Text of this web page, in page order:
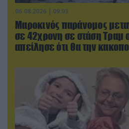
06.08.2026 | 09:03
Μαροκινός παράνομος
σε 42χρονη σε στάση Τραμ
απείλησε ότι θα την